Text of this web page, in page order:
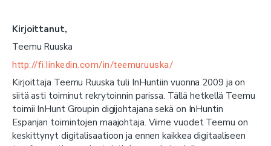
Kirjoittanut,
Teemu Ruuska
http://fi.linkedin.com/in/teemuruuska/
Kirjoittaja Teemu Ruuska tuli InHuntiin vuonna 2009 ja on
siitä asti toiminut rekrytoinnin parissa. Tällä hetkellä Teemu
toimii InHunt Groupin digijohtajana sekä on InHuntin
Espanjan toimintojen maajohtaja. Viime vuodet Teemu on
keskittynyt digitalisaatioon ja ennen kaikkea digitaaliseen